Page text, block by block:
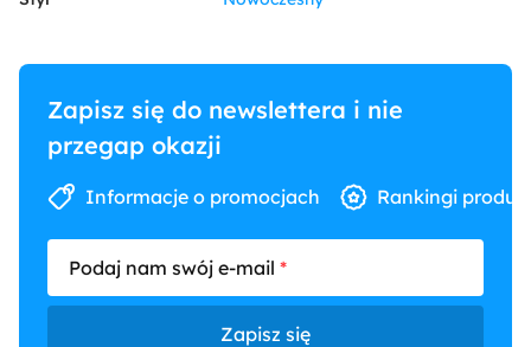
Zapisz się do newslettera i nie
przegap okazji
Informacje o promocjach Rankingi
Podaj nam swój e-mail
Zapisz się